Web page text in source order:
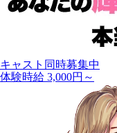
キャスト同時募集中
体験時給 3,000円～